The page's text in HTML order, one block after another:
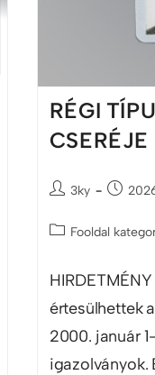
RÉGI
CSERÉJE
3ky
Fooldal
értesülhettek
2000. január
igazolványok.